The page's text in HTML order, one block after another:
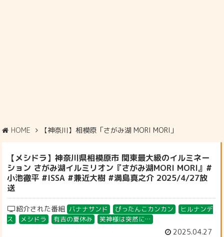
HOME 【神奈川】相模原「さがみ湖 MORI MORI」
【メシドラ】神奈川県相模原市 関東最大級のイルミネー
ション さがみ湖イルミリオン『さがみ湖MORI MORI』#
小池徹平 #ISSA #兼近大樹 #満島真之介 2025/4/27放
送
紹介された番組 バナナサンド ぴったんこカンカン
ヒルナンデ
ス
メシドラ 有吉の夏休み 笑神様は突然に…
2025.04.27